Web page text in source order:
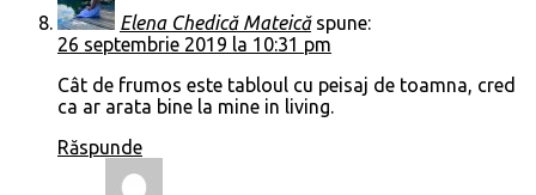
Elena Chedică Mateică spune:
26 septembrie 2019 la 10:31 pm
Cât de frumos este tabloul cu peisaj de toamna, cred
ca ar arata bine la mine in living.
Răspunde